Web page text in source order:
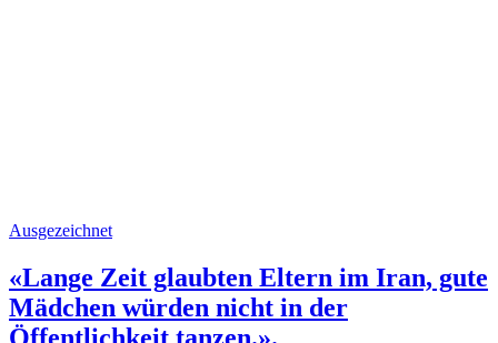
Ausgezeichnet
«Lange Zeit glaubten Eltern im Iran, gute
Mädchen würden nicht in der
Öffentlichkeit tanzen.».